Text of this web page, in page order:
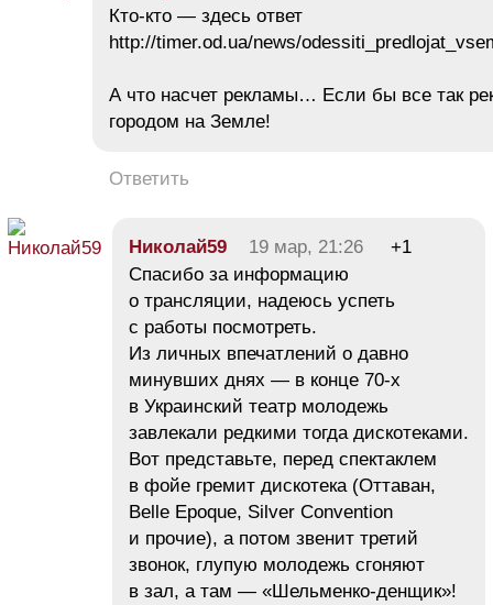
Кто-кто — здесь ответ
http://timer.od.ua/news/
А что насчет рекламы… Если бы все так
городом на Земле!
Ответить
Николай59 19 мар, 21:26
+1
Спасибо за информацию
о трансляции, надеюсь успеть
с работы посмотреть.
Из личных впечатлений о давно
минувших днях — в конце 70-х
в Украинский театр молодежь
завлекали редкими тогда дискотеками.
Вот представьте, перед спектаклем
в фойе гремит дискотека (Оттаван,
Belle Epoque, Silver Convention
и прочие), а потом звенит третий
звонок, глупую молодежь сгоняют
в зал, а там — «Шельменко-денщик»!